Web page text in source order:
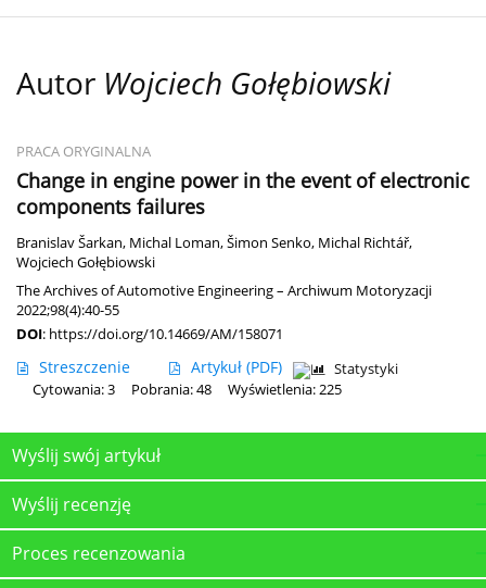
Autor Wojciech Gołębiowski
PRACA ORYGINALNA
Change in engine power in the event of electronic
components failures
Branislav Šarkan, Michal Loman,Šimon Senko, Michal Richtář,
Wojciech Gołębiowski
The Archives of Automotive Engineering – Archiwum Motoryzacji
2022;98(4):40-55
DOI: https://doi.org/10.14669/AM/158071
Streszczenie Artykuł (PDF)
Statystyki
Cytowania: 3
Pobrania: 48 Wyświetlenia: 225
Wyślij swój artykuł
Wyślij recenzję
Proces recenzowania